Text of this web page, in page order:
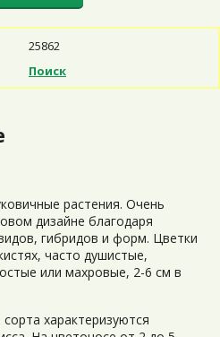
25862
Поиск
растения. Очень
дизайне благодаря
гибридов и форм. Цветки
часто душистые,
или махровые, 2-6 см в
характеризуются